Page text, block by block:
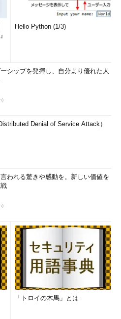
Hello Python (1/3)
シップを発揮し、自分より優れた人
Denial of Service Attack）
言われる驚きや感動を。新しい価値を
「トロイの木馬」とは